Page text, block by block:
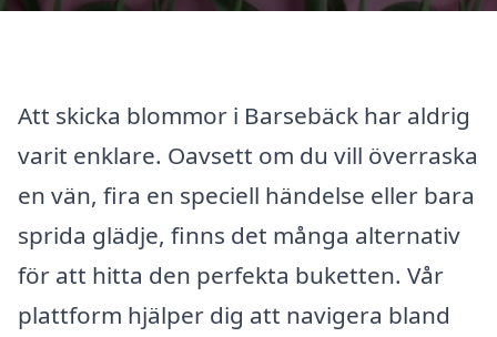
Att skicka blommor i Barsebäck har aldrig
varit enklare. Oavsett om du vill överraska
en vän, fira en speciell händelse eller bara
sprida glädje, finns det många alternativ
för att hitta den perfekta buketten. Vår
plattform hjälper dig att navigera bland